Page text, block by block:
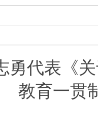
勇代表《
教育一贯